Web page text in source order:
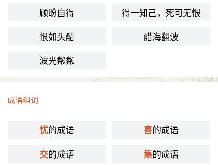
顾盼自得
得一知己，死可无恨
恨如头醋
醋海翻波
波光粼粼
成语组词
忧的成语 喜的成语
交的成语 集的成语